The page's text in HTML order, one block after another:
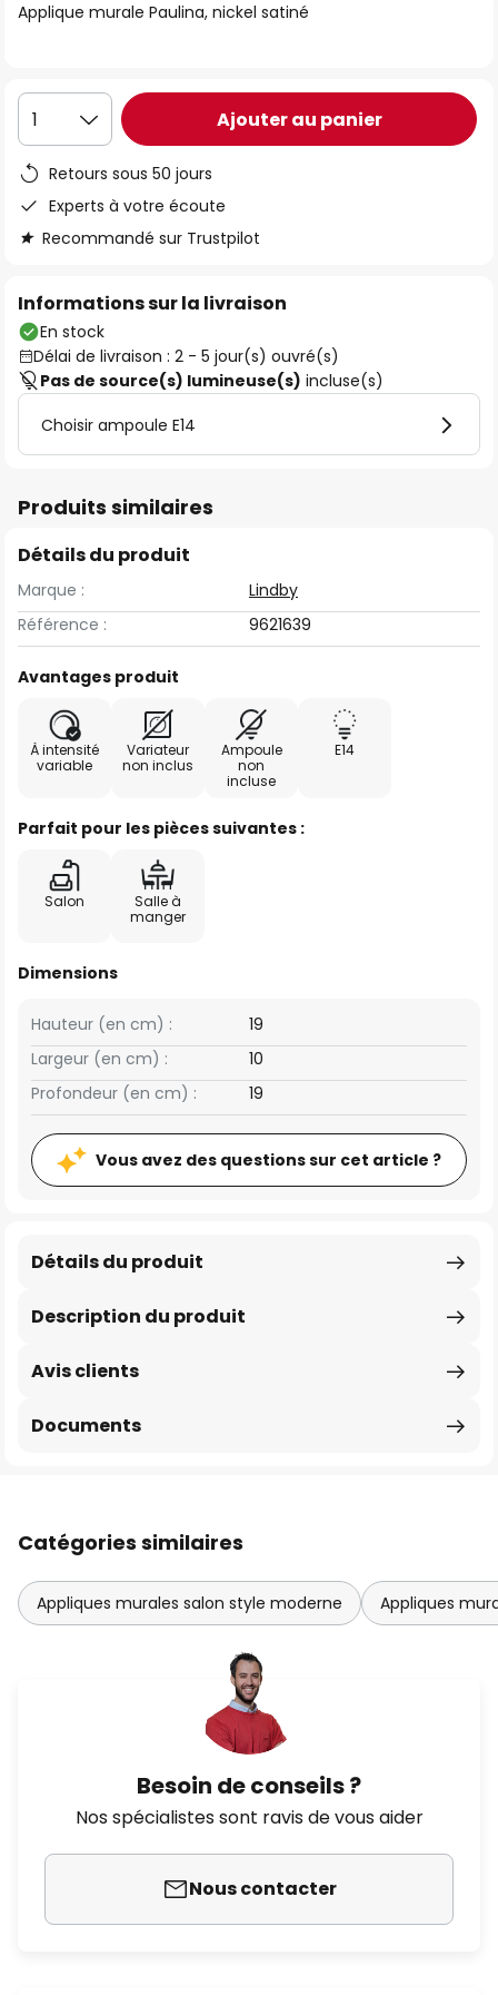
the
Applique murale Paulina, nickel satiné
1 Ajouter au panier
Retours sous 50 jours
Experts à votre écoute
Recommandé sur Trustpilot
Informations sur la livraison
En stock
Délai de livraison : 2 - 5 jour(s) ouvré(s)
Pas de source(s) lumineuse(s) incluse(s)
Choisir ampoule E14
Produits similaires
Détails du produit
Marque :
Lindby
Référence :
9621639
Avantages produit
À intensité
variable
Variateur
non inclus
Ampoule
non
incluse
E14
Parfait pour les pièces suivantes :
Salon
Salle à
manger
Dimensions
Largeur (en cm) : 10
Hauteur (en cm) : 19
Profondeur (en cm) : 19
Vous avez des questions sur cet article ?
Description du produit
Détails du produit
Avis clients
Documents
Catégories similaires
Appliques murales salon style moderne Appliques
Besoin de conseils ?
Nos spécialistes sont ravis de vous aider
Nous contacter